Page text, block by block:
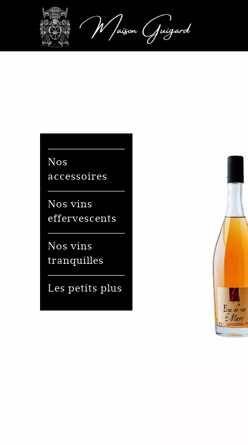
Nos
accessoires
Nos vins
effervescents
Nos vins
tranquilles
Les petits plus